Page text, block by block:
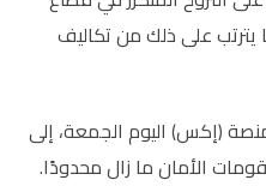
على ذلك من تكاليف
(إكس) اليوم الجمعة، إلى
الأمان ما زال محدودًا.